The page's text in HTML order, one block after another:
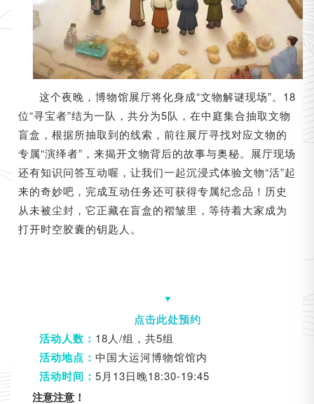
这个夜晚，博物馆展厅将化身成“文物解谜现场”。18
位“寻宝者”结为一队，共分为5队，在中庭集合抽取文物
盲盒，根据所抽取到的线索，前往展厅寻找对应文物的
专属“演绎者”，来揭开文物背后的故事与奥秘。展厅现场
还有知识问答互动喔，让我们一起沉浸式体验文物“活”起
来的奇妙吧，完成互动任务还可获得专属纪念品！历史
从未被尘封，它正藏在盲盒的褶皱里，等待着大家成为
打开时空胶囊的钥匙人。
▼
点击此处预约
活动人数： 18人/组，共5组
活动地点： 中国大运河博物馆馆内
活动时间： 5月13日晚18:30-19:45
注意注意！